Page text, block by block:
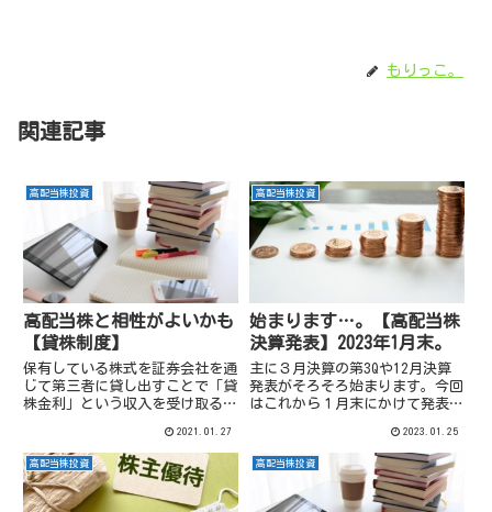
もりっこ。
関連記事
高配当株投資
高配当株と相性がよいかも
【貸株制度】
保有している株式を証券会社を通
じて第三者に貸し出すことで「貸
株金利」という収入を受け取る貸
す。（出典：楽天証券より）一昔
前までは、上場企業のオーナーの
ようにその銘柄を多量に保有して
いる方が行っているイメージが
2021.01.27
高配当株投資
始まります…。【高配当株
決算発表】2023年1月末。
主に３月決算の第3Qや12月決算
発表がそろそろ始まります。今回
はこれから１月末にかけて発表さ
柄の決算発表時期を確認しておき
ます。
2023.01.25
高配当株投資 高配当株投資